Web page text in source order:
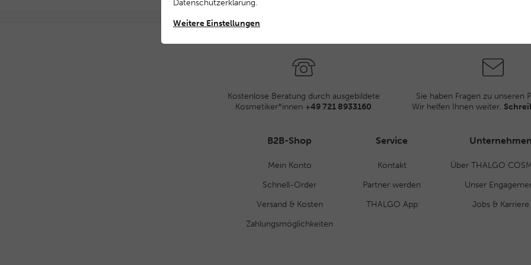
Kostenlose Beratung durch ausgebildete
Kosmetiker*innen +49 721 8933160
Sie haben Fragen zu unseren
Wir helfen Ihnen weiter.
B2B-Shop
Mein Konto
Schnell-Order
Versand & Kosten
Zahlungsmöglichkeiten
Service
Kontakt
Partner werden
THALGO App
Unternehmen
Über THALGO
Unser
Jobs & Karriere
Daten­schutz­erklärung.
Weitere Einstellungen